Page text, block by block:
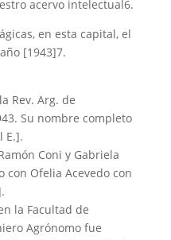
acervo intelectual6.
en esta capital, el
[1943]7.
Rev. Arg. de
Su nombre completo
E.].
Coni y Gabriela
con Ofelia Acevedo con
la Facultad de
Agrónomo fue